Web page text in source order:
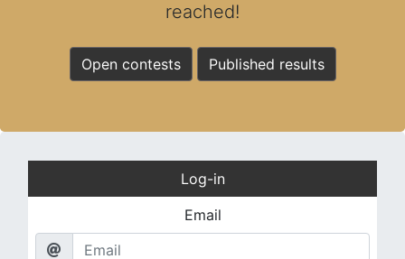
reached!
Open contests Published results
Log-in
Email